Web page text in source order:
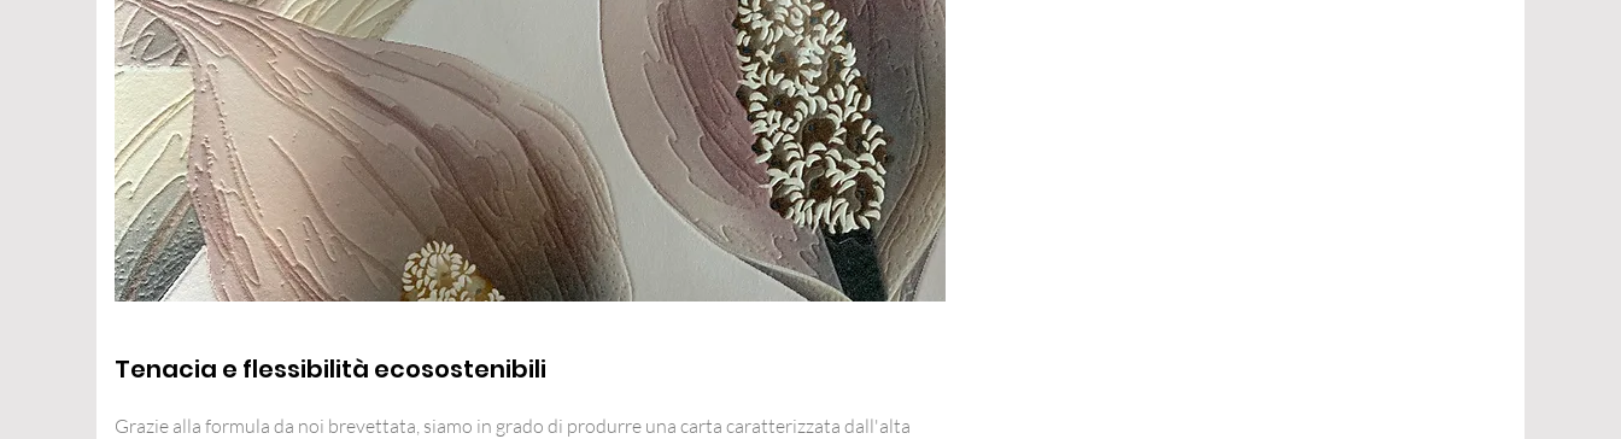
Tenacia e flessibilità ecosostenibili
Grazie alla formula da noi brevettata, siamo in grado di produrre una carta caratterizzata dall'alta